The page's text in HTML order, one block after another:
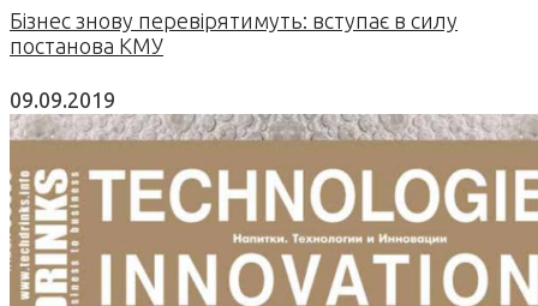
Бізнес знову перевірятимуть: вступає в силу
постанова КМУ
09.09.2019